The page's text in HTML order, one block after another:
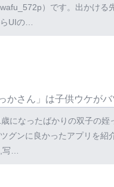
）です。出かけ
UIの…
かさん」は子供ウケが
になったばかりの双子の
グンに良かったアプリを
写…